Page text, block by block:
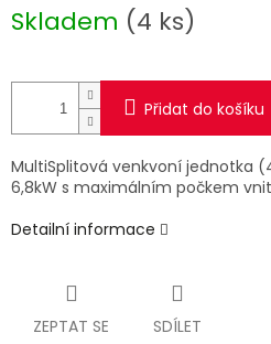
cena:
Skladem (4 ks)
Přidat do košíku
MultiSplitová venkvoní jednotka
6,8kW s maximálním počkem
Detailní informace
ZEPTAT SE SDÍLET